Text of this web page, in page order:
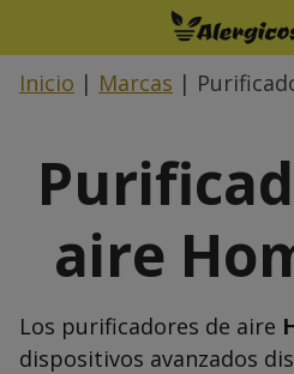
contenido
Inicio | Marcas |
aire
Los purificadores de aire
dispositivos avanzados